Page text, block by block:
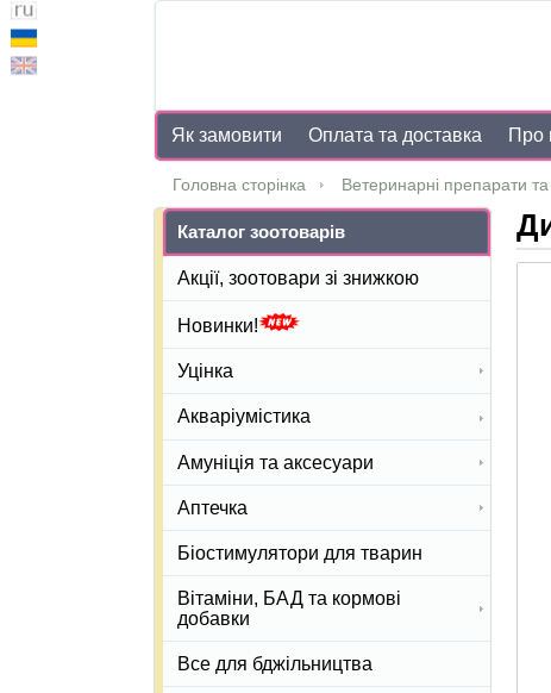
Як замовити Оплата та доставка Про
Головна сторінка Ветеринарні препарати
Каталог зоотоварів
Акції, зоотовари зі знижкою
Новинки!
Уцінка
Акваріумістика
Амуніція та аксесуари
Аптечка
Біостимулятори для тварин
Вітаміни, БАД та кормові
добавки
Все для бджільництва